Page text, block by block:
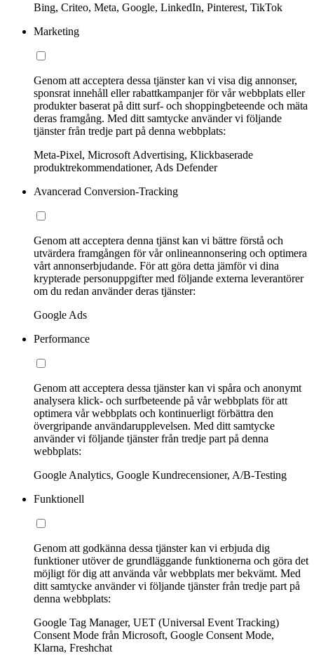
Bing, Criteo, Meta, Google, LinkedIn, Pinterest, TikTok
Marketing
Genom att acceptera dessa tjänster kan vi visa dig annonser,
sponsrat innehåll eller rabattkampanjer för vår webbplats eller
produkter baserat på ditt surf- och shoppingbeteende och mäta
deras framgång. Med ditt samtycke använder vi följande
tjänster från tredje part på denna webbplats:
Meta-Pixel, Microsoft Advertising, Klickbaserade
produktrekommendationer, Ads Defender
Avancerad Conversion-Tracking
Genom att acceptera denna tjänst kan vi bättre förstå och
utvärdera framgången för vår onlineannonsering och optimera
vårt annonserbjudande. För att göra detta jämför vi dina
krypterade personuppgifter med följande externa leverantörer
om du redan använder deras tjänster:
Google Ads
Performance
Genom att acceptera dessa tjänster kan vi spåra och anonymt
analysera klick- och surfbeteende på vår webbplats för att
optimera vår webbplats och kontinuerligt förbättra den
övergripande användarupplevelsen. Med ditt samtycke
använder vi följande tjänster från tredje part på denna
webbplats:
Google Analytics, Google Kundrecensioner, A/B-Testing
Funktionell
Genom att godkänna dessa tjänster kan vi erbjuda dig
funktioner utöver de grundläggande funktionerna och göra det
möjligt för dig att använda vår webbplats mer bekvämt. Med
ditt samtycke använder vi följande tjänster från tredje part på
denna webbplats:
Google Tag Manager, UET (Universal Event Tracking)
Consent Mode från Microsoft, Google Consent Mode,
Klarna, Freshchat